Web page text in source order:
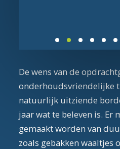
De wens van de
onderhoudsvriendelijke
natuurlijk uitziende
jaar wat te beleven is. Er
gemaakt worden van
zoals gebakken waaltjes